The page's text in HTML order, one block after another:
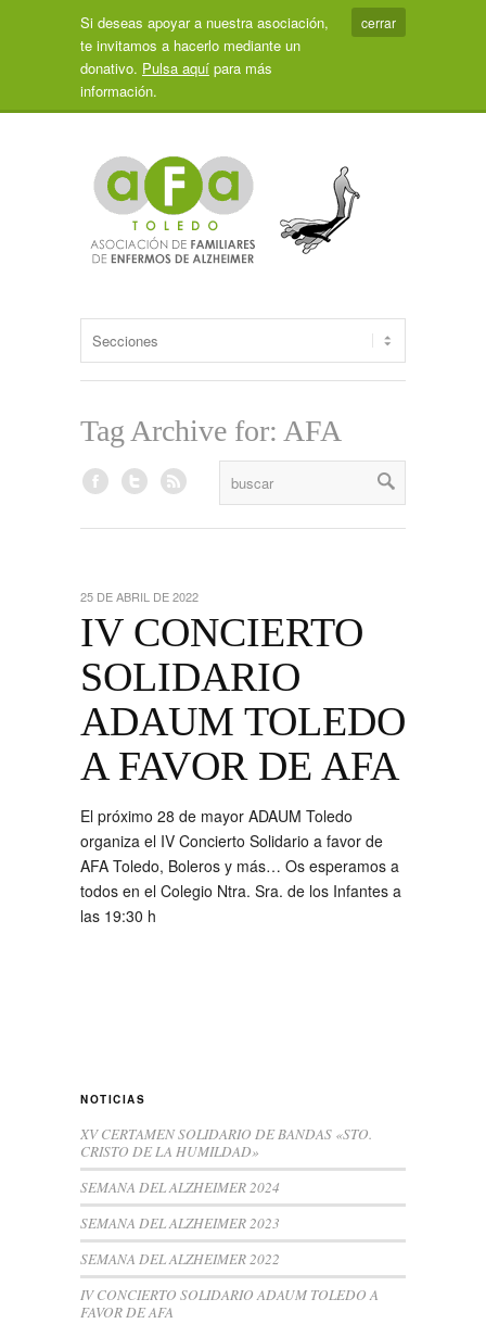
Si deseas apoyar a nuestra asociación,
te invitamos a hacerlo mediante un
donativo. Pulsa aquí para más
información.
cerrar
Tag Archive for: AFA
IV CONCIERTO
SOLIDARIO
ADAUM TOLEDO
A FAVOR DE AFA
25 DE ABRIL DE 2022
El próximo 28 de mayor ADAUM Toledo
organiza el IV Concierto Solidario a favor de
AFA Toledo, Boleros y más… Os esperamos a
todos en el Colegio Ntra. Sra. de los Infantes a
las 19:30 h
NOTICIAS
XV CERTAMEN SOLIDARIO DE BANDAS «STO.
CRISTO DE LA HUMILDAD»
SEMANA DEL ALZHEIMER 2024
SEMANA DEL ALZHEIMER 2023
SEMANA DEL ALZHEIMER 2022
IV CONCIERTO SOLIDARIO ADAUM TOLEDO A
FAVOR DE AFA